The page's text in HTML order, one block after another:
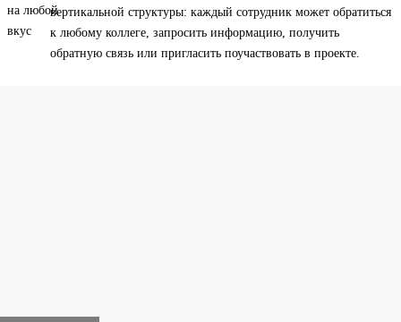
вертикальной структуры: каждый сотрудник может обратиться
к любому коллеге, запросить информацию, получить
обратную связь или пригласить поучаствовать в проекте.